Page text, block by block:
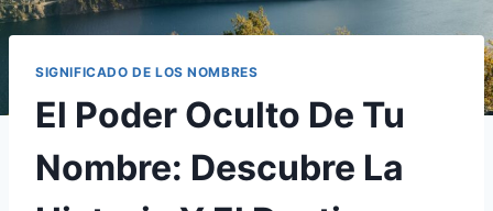
SIGNIFICADO DE LOS NOMBRES
El Poder Oculto De Tu
Nombre: Descubre La